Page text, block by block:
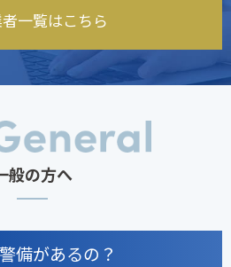
一覧はこちら
般の方へ
備があるの？